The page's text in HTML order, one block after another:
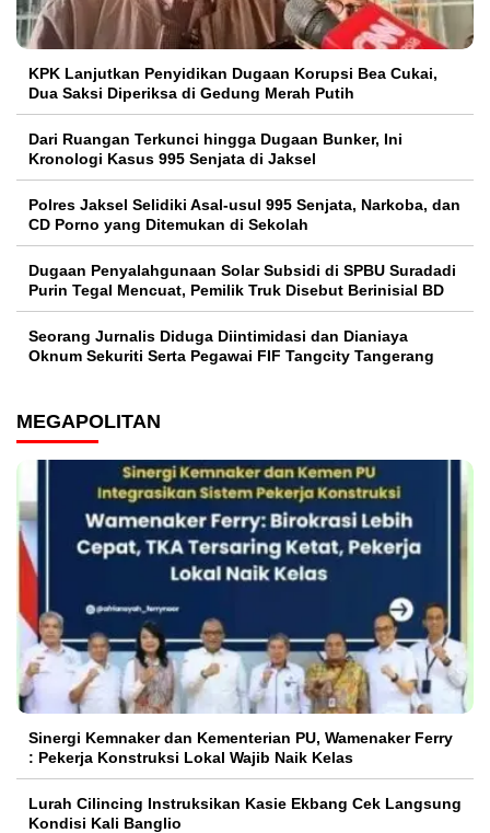
KPK Lanjutkan Penyidikan Dugaan Korupsi Bea Cukai,
Dua Saksi Diperiksa di Gedung Merah Putih
Dari Ruangan Terkunci hingga Dugaan Bunker, Ini
Kronologi Kasus 995 Senjata di Jaksel
Polres Jaksel Selidiki Asal-usul 995 Senjata, Narkoba, dan
CD Porno yang Ditemukan di Sekolah
‎Dugaan Penyalahgunaan Solar Subsidi di SPBU Suradadi
Purin Tegal Mencuat, Pemilik Truk Disebut Berinisial BD
Seorang Jurnalis Diduga Diintimidasi dan Dianiaya
Oknum Sekuriti Serta Pegawai FIF Tangcity Tangerang
MEGAPOLITAN
Sinergi Kemnaker dan Kementerian PU, Wamenaker Ferry
: Pekerja Konstruksi Lokal Wajib Naik Kelas
Lurah Cilincing Instruksikan Kasie Ekbang Cek Langsung
Kondisi Kali Banglio